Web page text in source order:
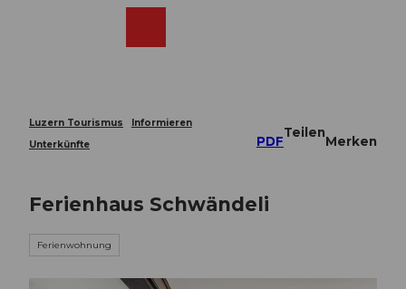
Luzern Tourismus
Informieren
Unterkünfte
PDF
Teilen
Merken
Ferienhaus Schwändeli
Ferienwohnung